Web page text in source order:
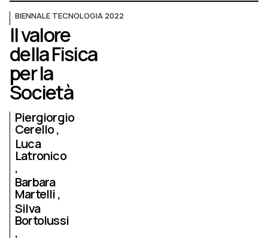
BIENNALE TECNOLOGIA 2022
Il valore
della Fisica
per la
Società
Piergiorgio
Cerello
Luca
Latronico
Barbara
Martelli
Silva
Bortolussi